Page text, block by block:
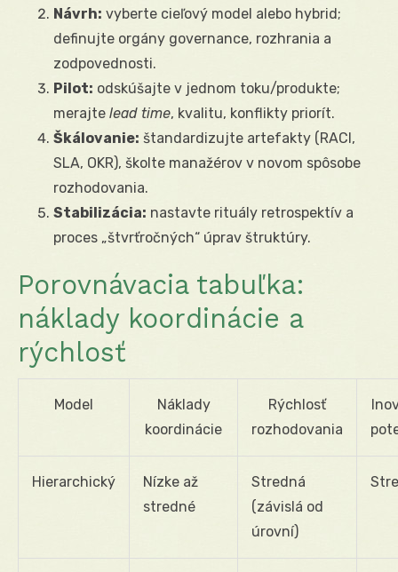
Návrh: vyberte cieľový model alebo hybrid;
definujte orgány governance, rozhrania a
zodpovednosti.
Pilot: odskúšajte v jednom toku/produkte;
merajte lead time, kvalitu, konflikty priorít.
Škálovanie: štandardizujte artefakty (RACI,
SLA, OKR), školte manažérov v novom spôsobe
rozhodovania.
Stabilizácia: nastavte rituály retrospektív a
proces „štvrťročných“ úprav štruktúry.
Porovnávacia tabuľka:
náklady koordinácie a
rýchlosť
Model
Náklady
koordinácie
Rýchlosť
rozhodovania
Hierarchický
Nízke až
stredné
Stredná
(závislá od
úrovní)